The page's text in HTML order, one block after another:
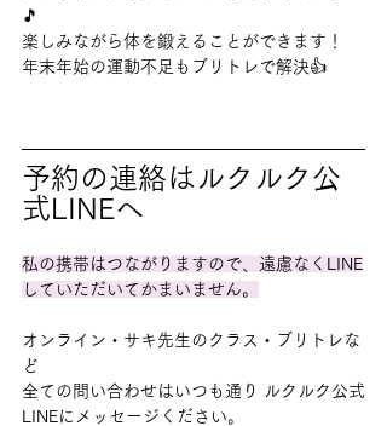
🎵
楽しみながら体を鍛えることができます！
年末年始の運動不足もブリトレで解決👍
予約の連絡はルクルク公
式LINEへ
私の携帯はつながりますので、遠慮なくLINE
していただいてかまいません。
オンライン・サキ先生のクラス・ブリトレな
ど
全ての問い合わせはいつも通り ルクルク公式
LINEにメッセージください。